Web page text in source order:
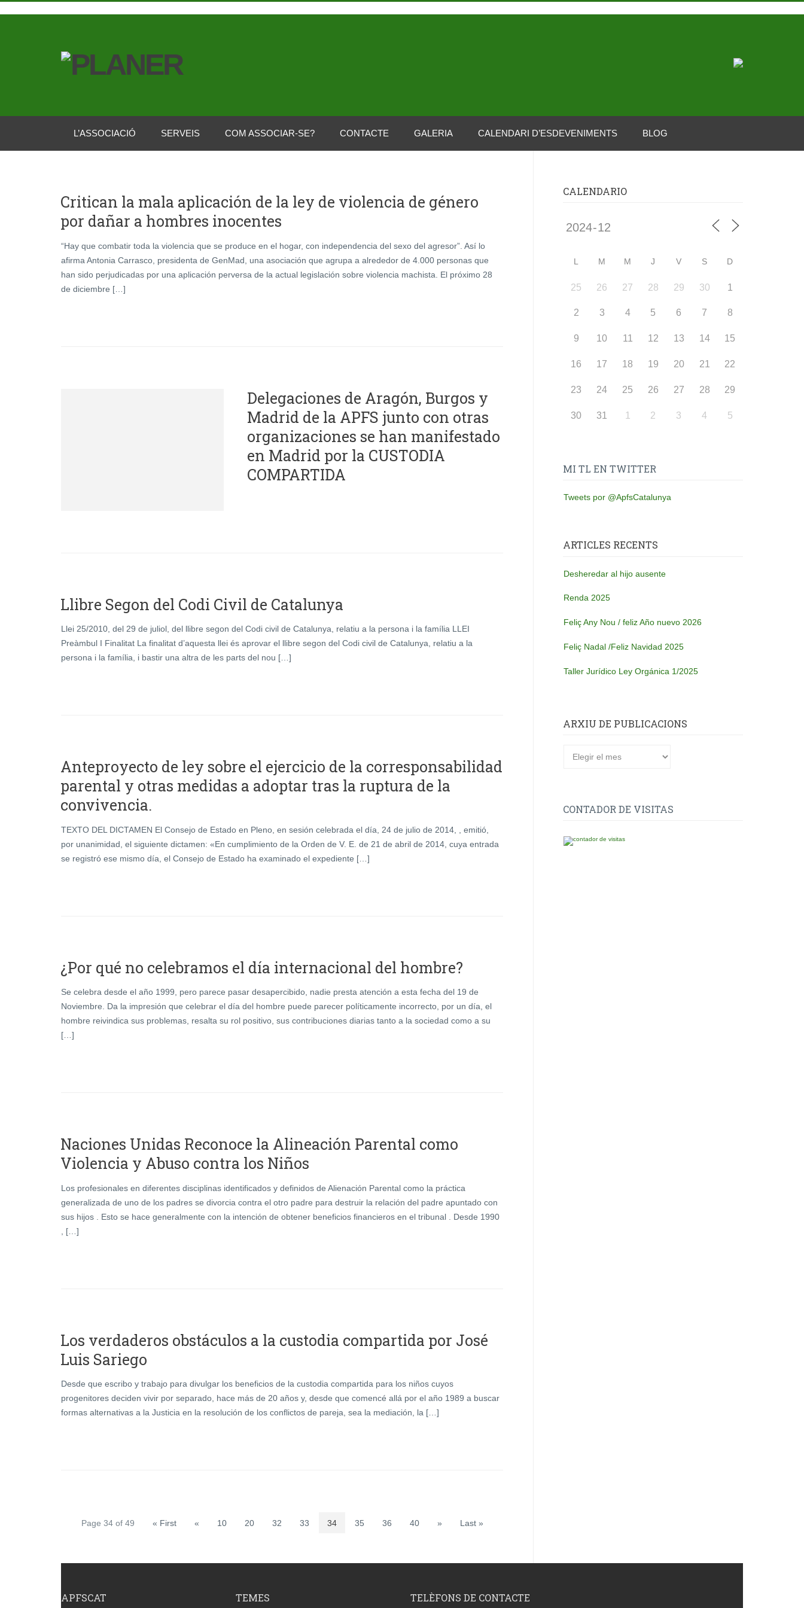
L’ASSOCIACIÓ SERVEIS COM ASSOCIAR-SE? CONTACTE GALERIA CALENDARI D’ESDEVENIMENTS BLOG
Critican la mala aplicación de la ley de violencia de género
por dañar a hombres inocentes
“Hay que combatir toda la violencia que se produce en el hogar, con independencia del sexo del agresor”. Así lo
afirma Antonia Carrasco, presidenta de GenMad, una asociación que agrupa a alrededor de 4.000 personas que
han sido perjudicadas por una aplicación perversa de la actual legislación sobre violencia machista. El próximo 28
de diciembre […]
Delegaciones de Aragón, Burgos y
Madrid de la APFS junto con otras
organizaciones se han manifestado
en Madrid por la CUSTODIA
COMPARTIDA
Llibre Segon del Codi Civil de Catalunya
Llei 25/2010, del 29 de juliol, del llibre segon del Codi civil de Catalunya, relatiu a la persona i la família LLEI
Preàmbul I Finalitat La finalitat d’aquesta llei és aprovar el llibre segon del Codi civil de Catalunya, relatiu a la
persona i la família, i bastir una altra de les parts del nou […]
Anteproyecto de ley sobre el ejercicio de la corresponsabilidad
parental y otras medidas a adoptar tras la ruptura de la
convivencia.
TEXTO DEL DICTAMEN El Consejo de Estado en Pleno, en sesión celebrada el día, 24 de julio de 2014, , emitió,
por unanimidad, el siguiente dictamen: «En cumplimiento de la Orden de V. E. de 21 de abril de 2014, cuya entrada
se registró ese mismo día, el Consejo de Estado ha examinado el expediente […]
¿Por qué no celebramos el día internacional del hombre?
Se celebra desde el año 1999, pero parece pasar desapercibido, nadie presta atención a esta fecha del 19 de
Noviembre. Da la impresión que celebrar el día del hombre puede parecer políticamente incorrecto, por un día, el
hombre reivindica sus problemas, resalta su rol positivo, sus contribuciones diarias tanto a la sociedad como a su
[…]
Naciones Unidas Reconoce la Alineación Parental como
Violencia y Abuso contra los Niños
Los profesionales en diferentes disciplinas identificados y definidos de Alienación Parental como la práctica
generalizada de uno de los padres se divorcia contra el otro padre para destruir la relación del padre apuntado con
sus hijos . Esto se hace generalmente con la intención de obtener beneficios financieros en el tribunal . Desde 1990
, […]
Los verdaderos obstáculos a la custodia compartida por José
Luis Sariego
Desde que escribo y trabajo para divulgar los beneficios de la custodia compartida para los niños cuyos
progenitores deciden vivir por separado, hace más de 20 años y, desde que comencé allá por el año 1989 a buscar
formas alternativas a la Justicia en la resolución de los conflictos de pareja, sea la mediación, la […]
Page 34 of 49 « First « 10 20 32 33 34 35 36 40 » Last »
CALENDARIO
L M M J V S D
25 26 27 28 29 30 1
2 3 4 5 6 7 8
9 10 11 12 13 14 15
16 17 18 19 20 21 22
23 24 25 26 27 28 29
30 31 1 2 3 4 5
MI TL EN TWITTER
Tweets por @ApfsCatalunya
ARTICLES RECENTS
Desheredar al hijo ausente
Renda 2025
Feliç Any Nou / feliz Año nuevo 2026
Feliç Nadal /Feliz Navidad 2025
Taller Jurídico Ley Orgánica 1/2025
ARXIU DE PUBLICACIONS
CONTADOR DE VISITAS
APFSCAT TEMES TELÈFONS DE CONTACTE